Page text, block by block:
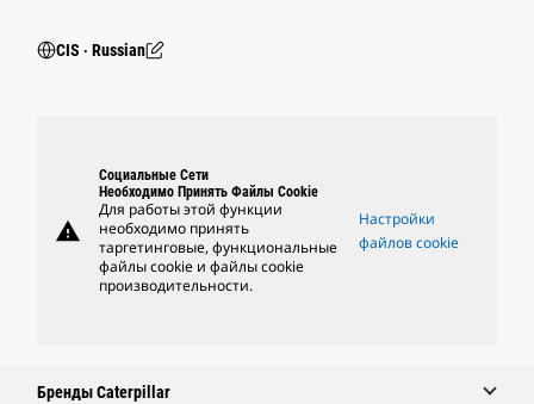
CIS ‧ Russian
warning
Социальные Сети
Необходимо Принять Файлы Cookie
Для работы этой функции
необходимо принять
таргетинговые, функциональные
файлы cookie и файлы cookie
производительности.
Настройки
файлов cookie
Бренды Caterpillar